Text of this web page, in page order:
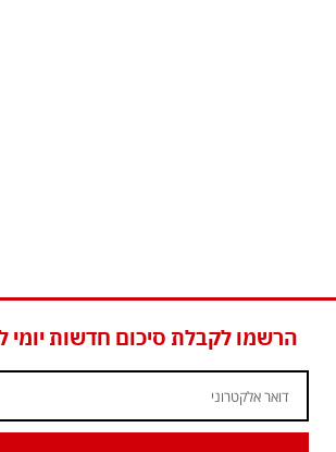
הרשמו לקבלת סיכום חדשות יומי